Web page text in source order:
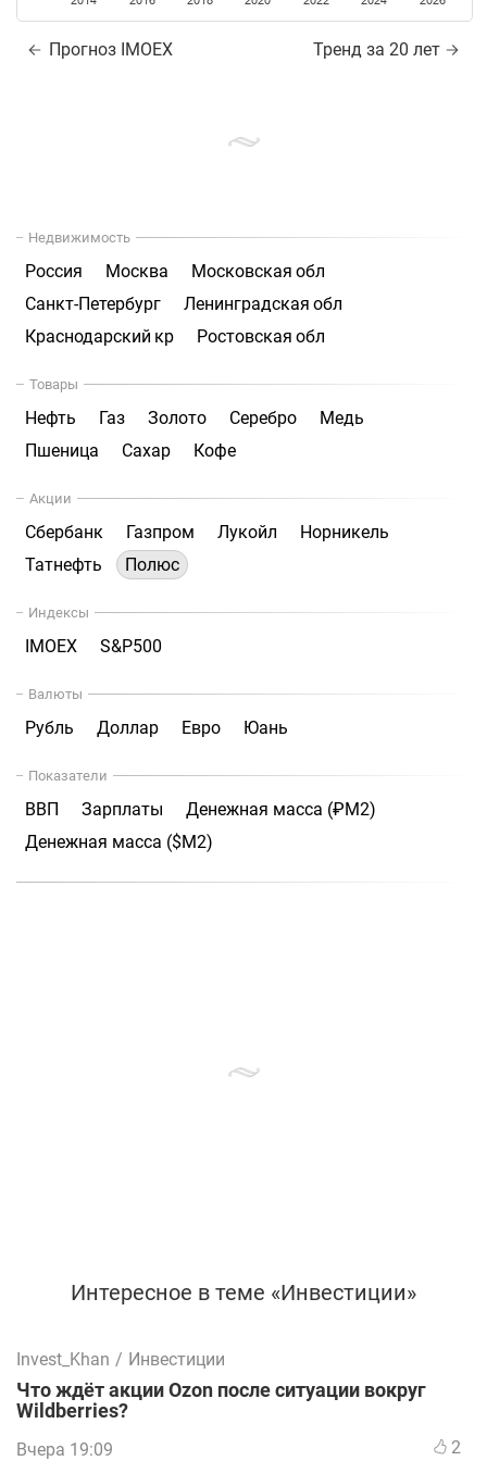
Прогноз IMOEX Тренд за 20 лет
Недвижимость
Россия Москва
Московская обл
Санкт-Петербург
Ленинградская обл
Краснодарский кр
Ростовская обл
Товары
Нефть Газ Золото Серебро
Медь
Пшеница
Сахар Кофе
Акции
Сбербанк Газпром Лукойл
Норникель
Татнефть
Полюс
Индексы
IMOEX S&P500
Валюты
Рубль Доллар Евро Юань
Показатели
ВВП Зарплаты
Денежная масса (₽М2)
Денежная масса ($М2)
Интересное в теме «Инвестиции»
Invest_Khan / Инвестиции
Что ждёт акции Ozon после ситуации вокруг
Wildberries?
Вчера 19:09 2